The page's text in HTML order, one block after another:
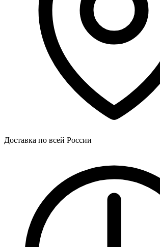
Доставка по всей России